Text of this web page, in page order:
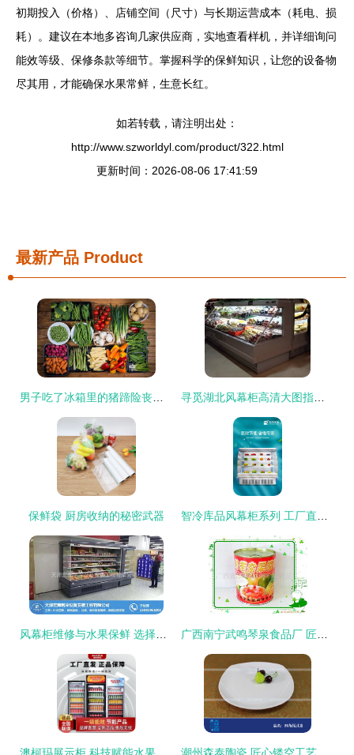
初期投入（价格）、店铺空间（尺寸）与长期运营成本（耗电、损
耗）。建议在本地多咨询几家供应商，实地查看样机，并详细询问
能效等级、保修条款等细节。掌握科学的保鲜知识，让您的设备物
尽其用，才能确保水果常鲜，生意长红。
如若转载，请注明出处：
http://www.szworldyl.com/product/322.html
更新时间：2026-08-06 17:41:59
最新产品 Product
保鲜袋 厨房收纳的秘密武器